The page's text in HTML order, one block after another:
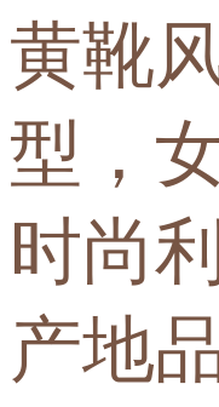
黄靴
型，
时尚
产地